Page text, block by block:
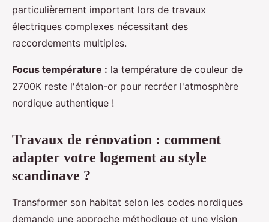
particulièrement important lors de travaux
électriques complexes nécessitant des
raccordements multiples.
Focus température : la température de couleur de
2700K reste l'étalon-or pour recréer l'atmosphère
nordique authentique !
Travaux de rénovation : comment
adapter votre logement au style
scandinave ?
Transformer son habitat selon les codes nordiques
demande une approche méthodique et une vision